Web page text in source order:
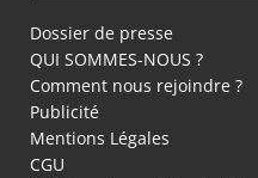
Dossier de presse
QUI SOMMES-NOUS ?
Comment nous rejoindre ?
Publicité
Mentions Légales
CGU